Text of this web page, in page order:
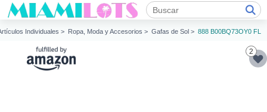
Individuales > Ropa, Moda y Accesorios > Gafas de Sol > 888 B00BQ73OY0 FL
2